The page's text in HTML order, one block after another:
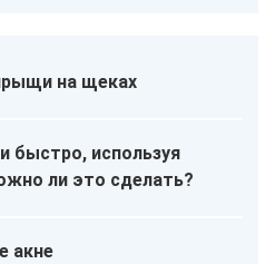
на щеках
быстро, используя
ли это сделать?
акне